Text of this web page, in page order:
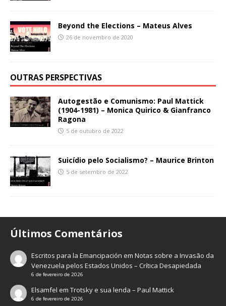
Beyond the Elections – Mateus Alves
26 de novembro de 2020
OUTRAS PERSPECTIVAS
Autogestão e Comunismo: Paul Mattick
(1904-1981) – Monica Quirico & Gianfranco
Ragona
5 de outubro de 2022
Suicídio pelo Socialismo? – Maurice Brinton
5 de setembro de 2022
Últimos Comentários
Escritos para la Emancipación emNotas sobre a Invasão da
Venezuela pelos Estados Unidos – Crítica Desapiedada
6 de fevereiro de 2026
Elsamfel emTrotsky e sua lenda – Paul Mattick
6 de fevereiro de 2026